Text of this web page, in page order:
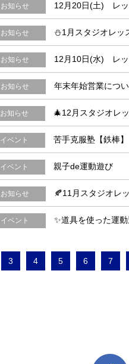
お知らせ 12月20日(土) レッ
お知らせ ⛄1月スタジオレッ
お知らせ 12月10日(水) レッ
お知らせ 年末年始営業につ
お知らせ 🎄12月スタジオレ
イベント 苦手克服塾【鉄棒】
イベント 親子de運動遊び
お知らせ 🍂11月スタジオレ
イベント ✨道具を使った運
3 4 5 6 7